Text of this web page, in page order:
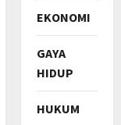
EKONOMI
GAYA
HIDUP
HUKUM